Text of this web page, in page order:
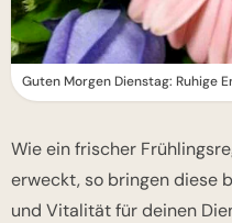
Guten Morgen Dienstag: Ruhige
Wie ein frischer
erweckt, so bringen diese
und Vitalität für deinen